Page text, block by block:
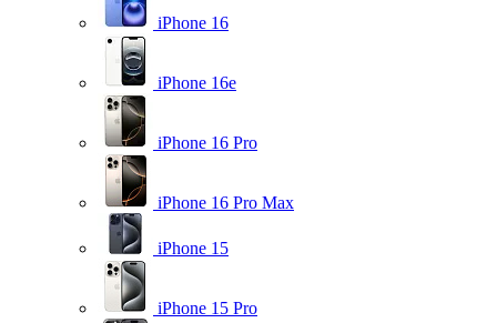
iPhone 16
iPhone 16e
iPhone 16 Pro
iPhone 16 Pro Max
iPhone 15
iPhone 15 Pro